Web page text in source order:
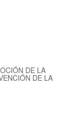
DE LA
DE LA